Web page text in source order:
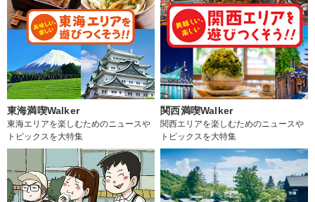
東海満喫Walker
東海エリアを楽しむためのニュースや
トピックスを大特集
関西満喫Walker
関西エリアを楽しむためのニュースや
トピックスを大特集